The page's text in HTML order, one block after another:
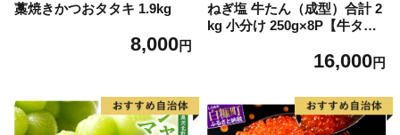
藁焼きかつおタタキ 1.9kg
8,000円
ねぎ塩 牛たん（成型）合計 2
kg 小分け 250g×8P【牛タン
16,000円